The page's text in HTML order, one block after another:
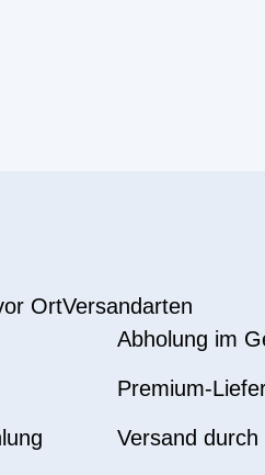
OrtVersandarten
Abholung im
Premium-
Versand durch